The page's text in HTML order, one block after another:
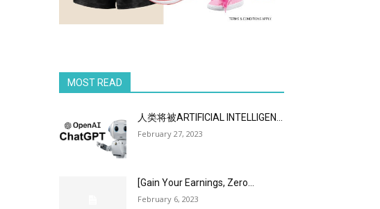
MOST READ
人类将被ARTIFICIAL INTELLIGEN...
February 27, 2023
[Gain Your Earnings, Zero...
February 6, 2023